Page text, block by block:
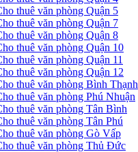
thuê văn phòng Quận 5
thuê văn phòng Quận 7
thuê văn phòng Quận 8
thuê văn phòng Quận 10
thuê văn phòng Quận 11
thuê văn phòng Quận 12
thuê văn phòng Bình Thạnh
thuê văn phòng Phú Nhuận
thuê văn phòng Tân Bình
thuê văn phòng Tân Phú
thuê văn phòng Gò Vấp
thuê văn phòng Thủ Đức